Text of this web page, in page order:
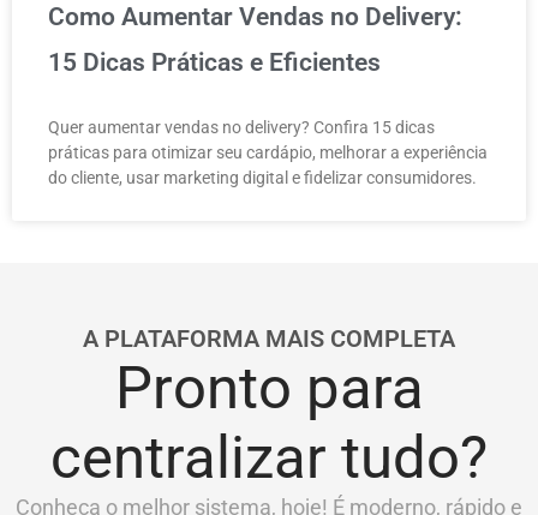
Como Aumentar Vendas no Delivery:
15 Dicas Práticas e Eficientes
Quer aumentar vendas no delivery? Confira 15 dicas
práticas para otimizar seu cardápio, melhorar a experiência
do cliente, usar marketing digital e fidelizar consumidores.
A PLATAFORMA MAIS COMPLETA
Pronto para
centralizar tudo?
Conheça o melhor sistema, hoje! É moderno, rápido e